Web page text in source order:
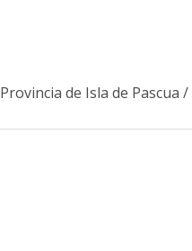
Provincia de Isla de Pascua /